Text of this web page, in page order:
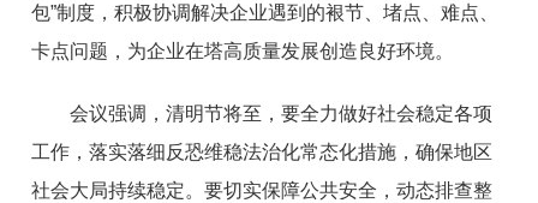
包”制度，积极协调解决企业遇到的裉节、堵点、难点、
卡点问题，为企业在塔高质量发展创造良好环境。
会议强调，清明节将至，要全力做好社会稳定各项
工作，落实落细反恐维稳法治化常态化措施，确保地区
社会大局持续稳定。要切实保障公共安全，动态排查整